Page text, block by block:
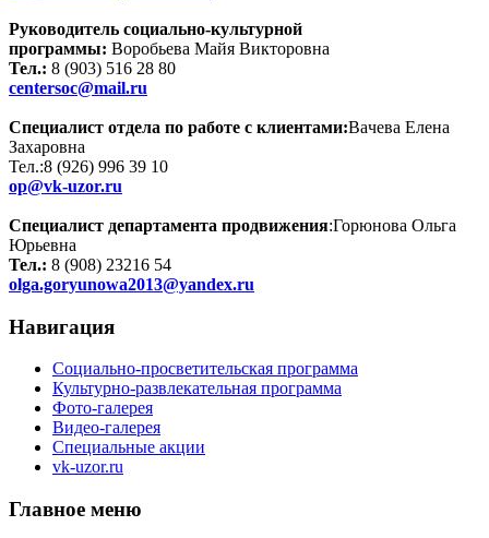
Руководитель социально-культурной
программы: Воробьева Майя Викторовна
Тел.: 8 (903) 516 28 80
centersoc@mail.ru
Специалист отдела по работе с клиентами:Вачева Елена
Захаровна
Тел.:8 (926) 996 39 10
op@vk-uzor.ru
Специалист департамента продвижения:Горюнова Ольга
Юрьевна
Тел.: 8 (908) 23216 54
olga.goryunowa2013@yandex.ru
Навигация
Социально-просветительская программа
Культурно-развлекательная программа
Фото-галерея
Видео-галерея
Специальные акции
vk-uzor.ru
Главное меню